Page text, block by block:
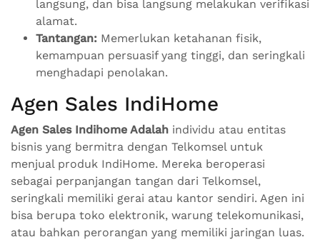
langsung, dan bisa langsung melakukan verifikasi
alamat.
Tantangan: Memerlukan ketahanan fisik,
kemampuan persuasif yang tinggi, dan seringkali
menghadapi penolakan.
Agen Sales IndiHome
Agen Sales Indihome Adalah individu atau entitas
bisnis yang bermitra dengan Telkomsel untuk
menjual produk IndiHome. Mereka beroperasi
sebagai perpanjangan tangan dari Telkomsel,
seringkali memiliki gerai atau kantor sendiri. Agen ini
bisa berupa toko elektronik, warung telekomunikasi,
atau bahkan perorangan yang memiliki jaringan luas.